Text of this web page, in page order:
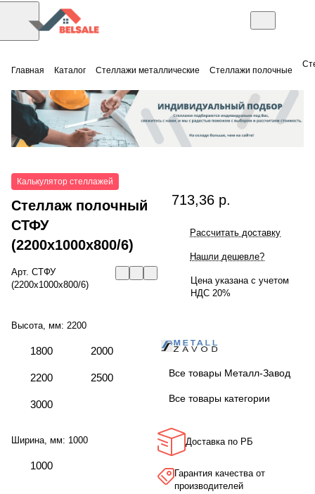
Главная Каталог Стеллажи металлические Стеллажи полочные
Калькулятор стеллажей
Стеллаж полочный
СТФУ
(2200x1000x800/6)
Арт. СТФУ
(2200x1000x800/6)
Высота, мм: 2200
1800 2000
2200 2500
3000
Ширина, мм: 1000
1000
713,36 р.
Рассчитать доставку
Нашли дешевле?
Цена указана с учетом
НДС 20%
Все товары Металл-Завод
Все товары категории
Доставка по РБ
Гарантия качества от
производителей